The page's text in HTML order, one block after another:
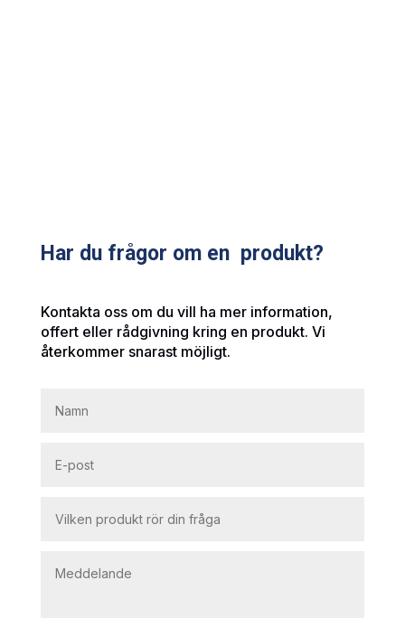
Har du frågor om en produkt?
Kontakta oss om du vill ha mer information,
offert eller rådgivning kring en produkt. Vi
återkommer snarast möjligt.